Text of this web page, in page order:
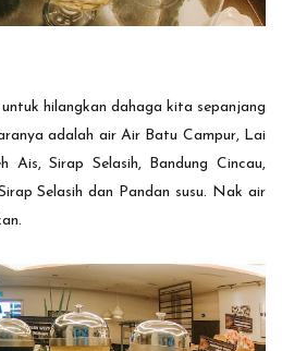
hilangkan dahaga kita sepanjang
adalah air Air Batu Campur, Lai
Ais, Sirap Selasih, Bandung Cincau,
Selasih dan Pandan susu. Nak air